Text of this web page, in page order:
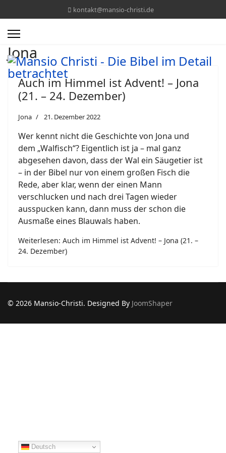
kontakt@mansio-christi.de
Jona
Auch im Himmel ist Advent! – Jona
(21. – 24. Dezember)
Jona 21. Dezember 2022
Wer kennt nicht die Geschichte von Jona und
dem „Walfisch“? Eigentlich ist ja – mal ganz
abgesehen davon, dass der Wal ein Säugetier ist
– in der Bibel nur von einem großen Fisch die
Rede, aber klar, wenn der einen Mann
verschlucken und nach drei Tagen wieder
ausspucken kann, dann muss der schon die
Ausmaße eines Blauwals haben.
Weiterlesen: Auch im Himmel ist Advent! – Jona (21. –
24. Dezember)
Deutsch
© 2026 Mansio-Christi. Designed By JoomShaper